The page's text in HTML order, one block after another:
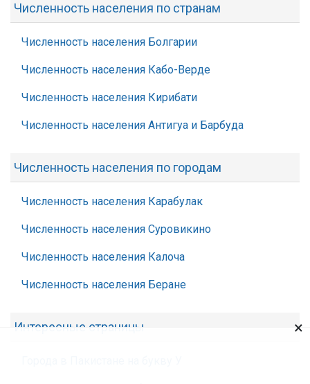
Численность населения по странам
Численность населения Болгарии
Численность населения Кабо-Верде
Численность населения Кирибати
Численность населения Антигуа и Барбуда
Численность населения по городам
Численность населения Карабулак
Численность населения Суровикино
Численность населения Калоча
Численность населения Беране
Интересные страницы ×